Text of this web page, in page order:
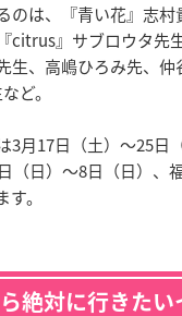
のは、『青い花』志
citrus』サブロウタ先
生、高嶋ひろみ先、
ど。
3月17日（土）～25日
（日）～8日（日）、
。
絶対に行きたい